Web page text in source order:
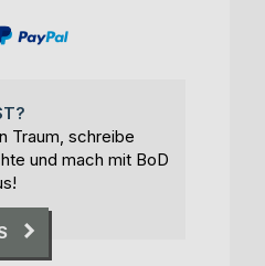
Traum, schreibe
und mach mit BoD